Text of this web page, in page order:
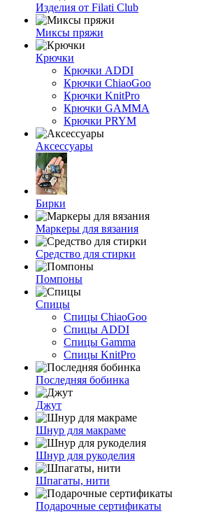
Изделия от Filati Club
Миксы пряжи
Крючки
Крючки ADDI
Крючки ChiaoGoo
Крючки KnitPro
Крючки GAMMA
Крючки PRYM
Аксессуары
Бирки
Маркеры для вязания
Средство для стирки
Помпоны
Спицы
Спицы ChiaoGoo
Спицы ADDI
Спицы Gamma
Спицы KnitPro
Последняя бобинка
Джут
Шнур для макраме
Шнур для рукоделия
Шпагаты, нити
Подарочные сертификаты